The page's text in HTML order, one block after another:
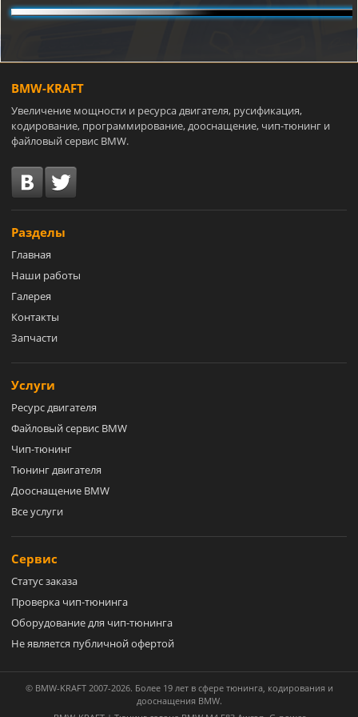
BMW-KRAFT
Увеличение мощности и ресурса двигателя, русификация,
кодирование, программирование, дооснащение, чип-тюнинг и
файловый сервис BMW.
Разделы
Главная
Наши работы
Галерея
Контакты
Запчасти
Услуги
Ресурс двигателя
Файловый сервис BMW
Чип-тюнинг
Тюнинг двигателя
Дооснащение BMW
Все услуги
Сервис
Статус заказа
Проверка чип-тюнинга
Оборудование для чип-тюнинга
Не является публичной офертой
© BMW-KRAFT 2007-2026. Более 19 лет в сфере тюнинга, кодирования и
дооснащения BMW.